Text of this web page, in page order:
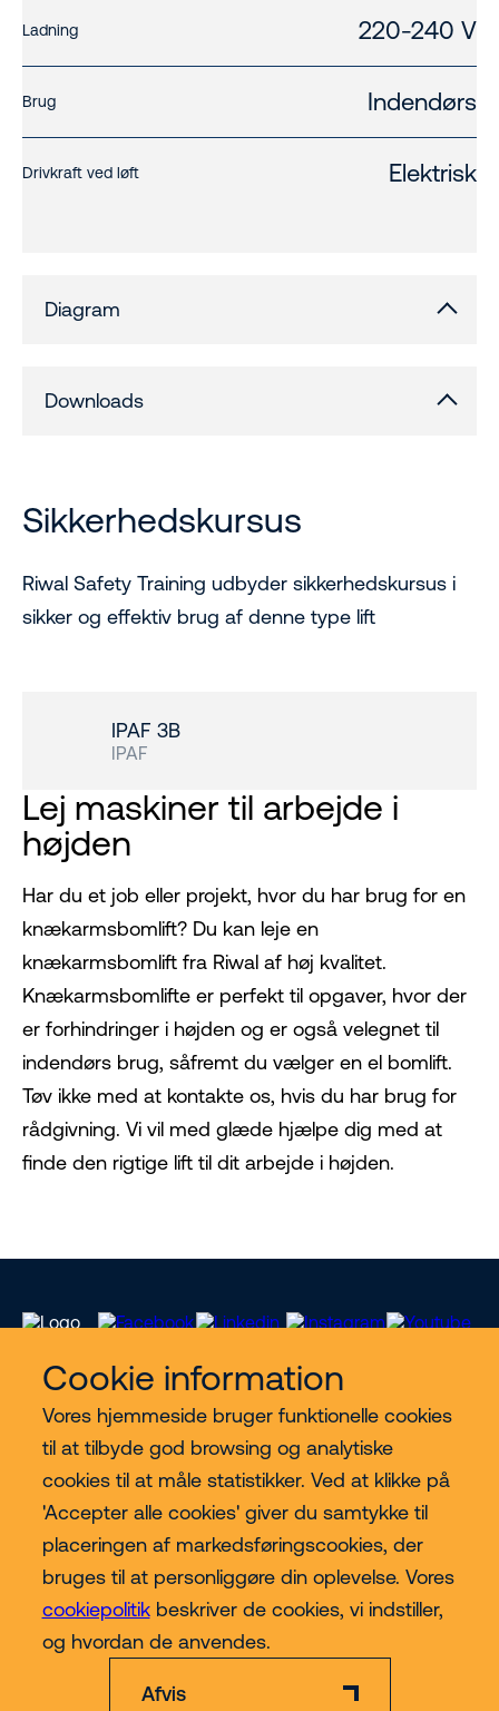
Cookie information
Vores hjemmeside bruger funktionelle cookies
til at tilbyde god browsing og analytiske
cookies til at måle statistikker. Ved at klikke på
'Accepter alle cookies' giver du samtykke til
placeringen af markedsføringscookies, der
bruges til at personliggøre din oplevelse. Vores
cookiepolitikbeskriver de cookies, vi indstiller,
og hvordan de anvendes.
Afvis
Ladning 220-240 V
Brug Indendørs
Drivkraft ved løft Elektrisk
Diagram
Downloads
Sikkerhedskursus
Riwal Safety Training udbyder sikkerhedskursus i
sikker og effektiv brug af denne type lift
IPAF 3B
IPAF
Lej maskiner til arbejde i
højden
Har du et job eller projekt, hvor du har brug for en
knækarmsbomlift? Du kan leje en
knækarmsbomlift fra Riwal af høj kvalitet.
Knækarmsbomlifte er perfekt til opgaver, hvor der
er forhindringer i højden og er også velegnet til
indendørs brug, såfremt du vælger en el bomlift.
Tøv ikke med at kontakte os, hvis du har brug for
rådgivning. Vi vil med glæde hjælpe dig med at
finde den rigtige lift til dit arbejde i højden.
Vores services
Lift kategorier
Contact
Mere